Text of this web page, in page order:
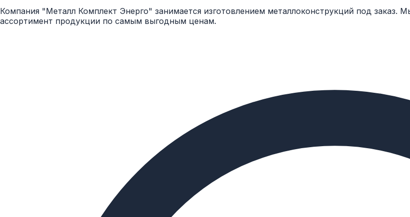
Компания "Металл Комплект Энерго" занимается изготовлением металлоконструкций под заказ.
ассортимент продукции по самым выгодным ценам.